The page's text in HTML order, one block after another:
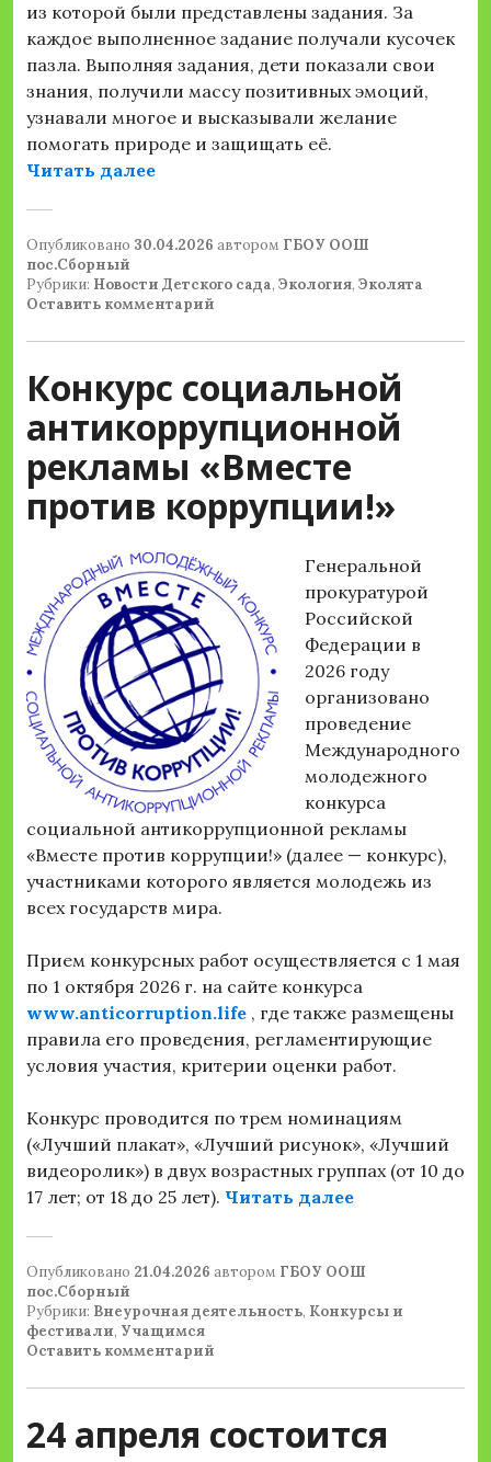
из которой были представлены задания. За
каждое выполненное задание получали кусочек
пазла. Выполняя задания, дети показали свои
знания, получили массу позитивных эмоций,
узнавали многое и высказывали желание
помогать природе и защищать её.
Читать далее«Квест-игра «Эколята —
Опубликовано 30.04.2026 автором ГБОУ ООШ
пос.Сборный
Рубрики: Новости Детского сада, Экология, Эколята
Оставить комментарий
Конкурс социальной
антикоррупционной
рекламы «Вместе
против коррупции!»
Генеральной
прокуратурой
Российской
Федерации в
2026 году
организовано
проведение
Международного
молодежного
конкурса
социальной антикоррупционной рекламы
«Вместе против коррупции!» (далее — конкурс),
участниками которого является молодежь из
всех государств мира.
Прием конкурсных работ осуществляется с 1 мая
по 1 октября 2026 г. на сайте конкурса
www.anticorruption.life , где также размещены
правила его проведения, регламентирующие
условия участия, критерии оценки работ.
Конкурс проводится по трем номинациям
(«Лучший плакат», «Лучший рисунок», «Лучший
видеоролик») в двух возрастных группах (от 10 до
17 лет; от 18 до 25 лет). Читать далее«Конкурс
Опубликовано 21.04.2026 автором ГБОУ ООШ
пос.Сборный
Рубрики: Внеурочная деятельность, Конкурсы и
фестивали, Учащимся
Оставить комментарий
24 апреля состоится